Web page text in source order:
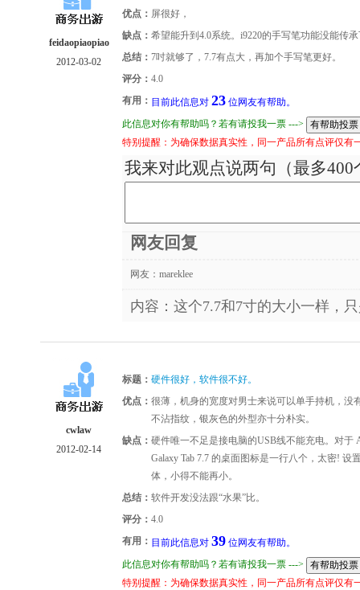
feidaopiaopiao
2012-03-02
优点： 屏很好，
缺点： 希望能升到4.0系统。i9220的手写笔功能没能传
总结： 7吋就够了，7.7有点大，再加个手写笔更好。
评分： 4.0
有用： 目前此信息对 23 位网友有帮助。
此信息对你有帮助吗？若有请投我一票 --->
特别提醒：为确保数据真实性，同一产品所有点评仅有
我来对此观点说两句（最多400
网友回复
网友： mareklee
内容：这个7.7和7寸的大小一样，
cwlaw
2012-02-14
标题： 硬件很好，软件很不好。
优点： 很薄，机身的宽度对男士来说可以单手持机，没
不沾指纹，银灰色的外型亦十分朴实。
缺点： 硬件唯一不足是接电脑的USB线不能充电。对于
Galaxy Tab 7.7 的桌面图标是一行八个，太密!
体，小得不能再小。
总结： 软件开发没法跟“水果”比。
评分： 4.0
有用： 目前此信息对 39 位网友有帮助。
此信息对你有帮助吗？若有请投我一票 --->
特别提醒：为确保数据真实性，同一产品所有点评仅有